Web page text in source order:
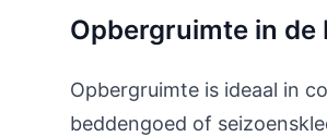
Opbergruimte in de
Opbergruimte is ideaal in
beddengoed of